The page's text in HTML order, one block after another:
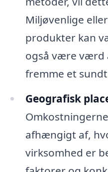
Miljøvenlige
produkter kan
også være værd
fremme et
Geografisk
afhængigt af,
virksomhed er